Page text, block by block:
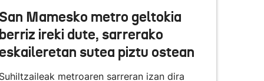
Mamesko metro geltokia
ireki dute, sarrerako
sutea piztu ostean
metroaren sarreran izan dira